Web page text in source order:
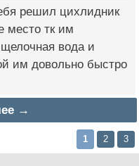
решил цихлидник
место тк им
вода и
им довольно быстро
→
1 2 3